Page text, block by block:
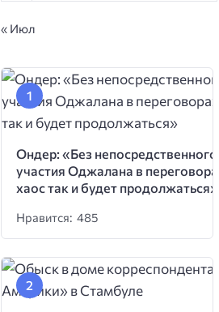
« Июл
Ондер: «Без непосредственного
участия Оджалана в переговорах
хаос так и будет продолжаться»
Нравится: 485